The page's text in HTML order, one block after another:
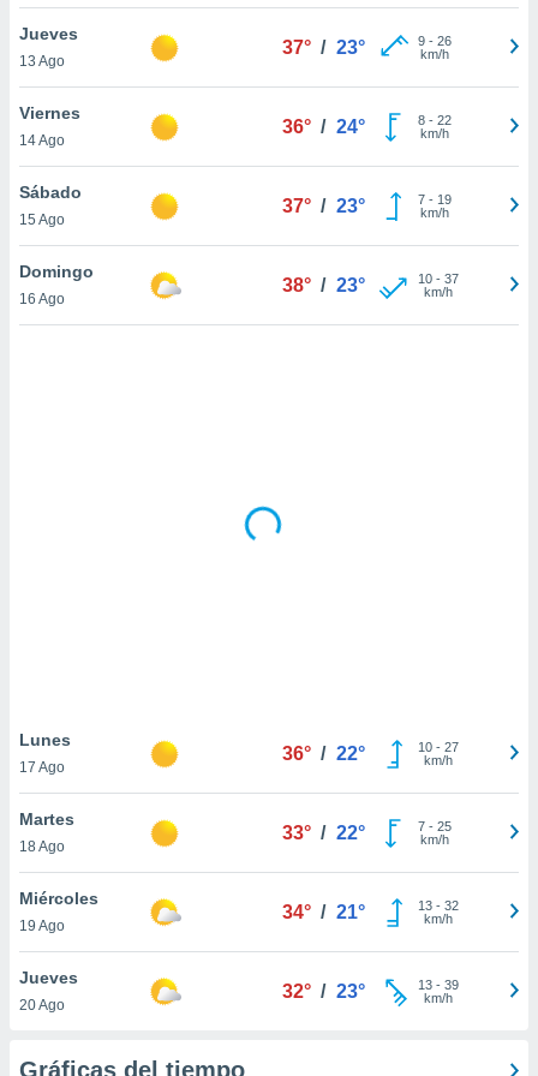
sitio
En
sean
el sitio
ni para
o
similares
como
sitio
de
traten tus
en
interés
su
Jueves
13 Ago
37° / 23° 9- 26
km/h
Viernes
14 Ago
36° / 24° 8- 22
km/h
Sábado
15 Ago
37° / 23° 7- 19
km/h
Domingo
16 Ago
38° / 23° 10- 37
km/h
Lunes
17 Ago
36° / 22° 10- 27
km/h
Martes
18 Ago
33° / 22° 7- 25
km/h
Miércoles
19 Ago
34° / 21° 13- 32
km/h
Jueves
20 Ago
32° / 23° 13- 39
km/h
Gráficas del tiempo